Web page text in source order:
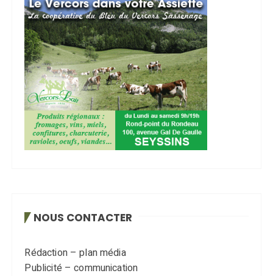
NOUS CONTACTER
Rédaction – plan média
Publicité – communication